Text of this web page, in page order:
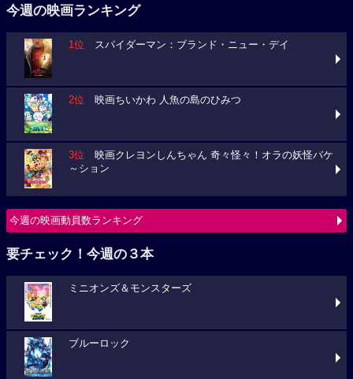
今週の映画ランキング
1位 スパイダーマン：ブランド・ニュー・デイ
2位 映画ちいかわ 人魚の島のひみつ
3位 映画クレヨンしんちゃん 奇々怪々！オラの妖怪バケ
～ション
今週の映画動員数ランキング
要チェック！今週の３本
ミニオンズ＆モンスターズ
ブルーロック